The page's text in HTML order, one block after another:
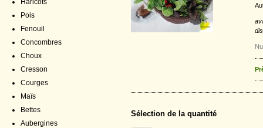
Haricots
Pois
Fenouil
Concombres
Choux
Cresson
Courges
Maïs
Bettes
Aubergines
Sélection de la quantité